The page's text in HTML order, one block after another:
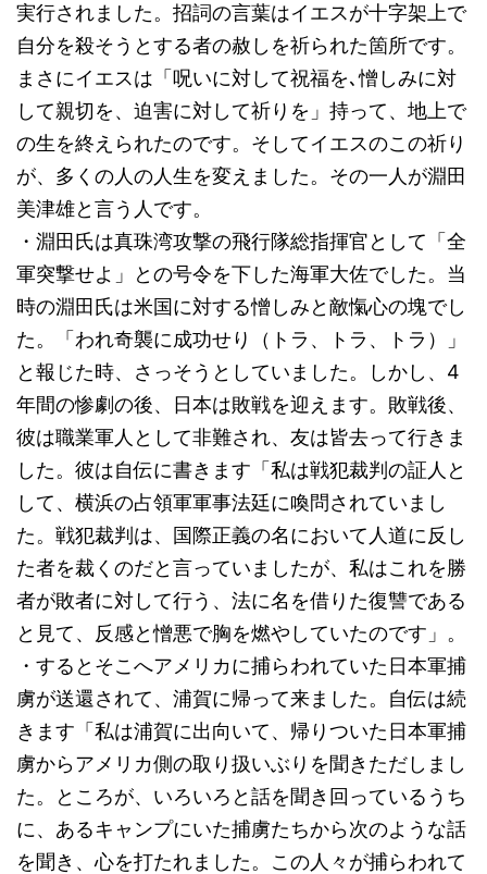
実行されました。招詞の言葉はイエスが十字架上で
自分を殺そうとする者の赦しを祈られた箇所です。
まさにイエスは「呪いに対して祝福を､憎しみに対
して親切を、迫害に対して祈りを」持って、地上で
の生を終えられたのです。そしてイエスのこの祈り
が、多くの人の人生を変えました。その一人が淵田
美津雄と言う人です。
・淵田氏は真珠湾攻撃の飛行隊総指揮官として「全
軍突撃せよ」との号令を下した海軍大佐でした。当
時の淵田氏は米国に対する憎しみと敵愾心の塊でし
た。「われ奇襲に成功せり（トラ、トラ、トラ）」
と報じた時、さっそうとしていました。しかし、4
年間の惨劇の後、日本は敗戦を迎えます。敗戦後、
彼は職業軍人として非難され、友は皆去って行きま
した。彼は自伝に書きます「私は戦犯裁判の証人と
して、横浜の占領軍軍事法廷に喚問されていまし
た。戦犯裁判は、国際正義の名において人道に反し
た者を裁くのだと言っていましたが、私はこれを勝
者が敗者に対して行う、法に名を借りた復讐である
と見て、反感と憎悪で胸を燃やしていたのです」。
・するとそこへアメリカに捕らわれていた日本軍捕
虜が送還されて、浦賀に帰って来ました。自伝は続
きます「私は浦賀に出向いて、帰りついた日本軍捕
虜からアメリカ側の取り扱いぶりを聞きただしまし
た。ところが、いろいろと話を聞き回っているうち
に、あるキャンプにいた捕虜たちから次のような話
を聞き、心を打たれました。この人々が捕らわれて